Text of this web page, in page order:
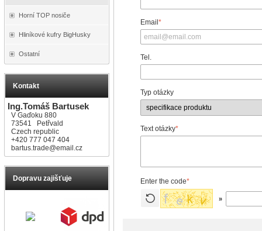
Horní TOP nosiče
Hliníkové kufry BigHusky
Ostatní
Kontakt
Ing.Tomáš Bartusek
V Gaďoku 880
73541 Petřvald
Czech republic
+420 777 047 404
bartus.trade@email.cz
Dopravu zajišťuje
Email*
Tel.
Typ otázky
Text otázky*
Enter the code*
»